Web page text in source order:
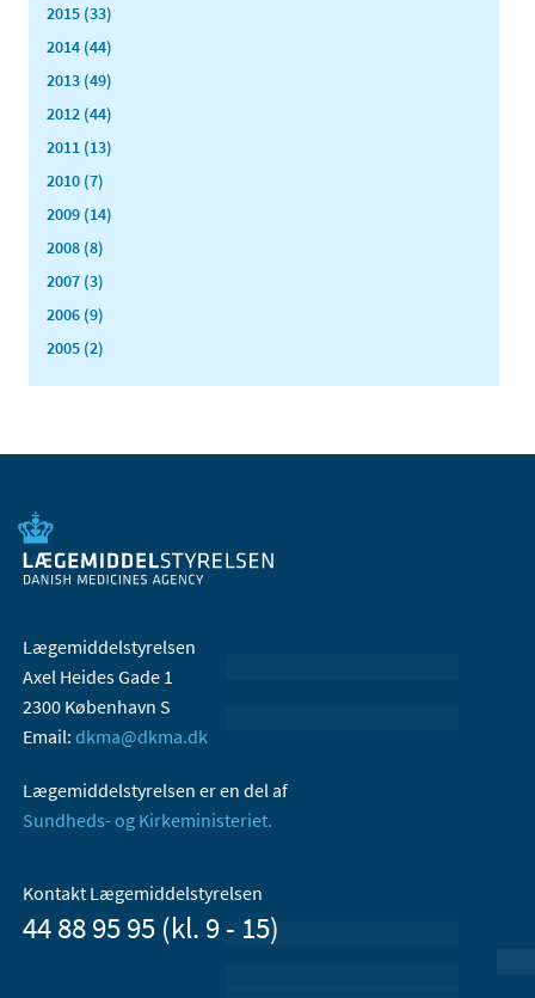
2015 (33)
2014 (44)
2013 (49)
2012 (44)
2011 (13)
2010 (7)
2009 (14)
2008 (8)
2007 (3)
2006 (9)
2005 (2)
Lægemiddelstyrelsen
Axel Heides Gade 1
2300 København S
Email: dkma@dkma.dk
Lægemiddelstyrelsen er en del af
Sundheds- og Kirkeministeriet.
Kontakt Lægemiddelstyrelsen
44 88 95 95 (kl. 9 - 15)